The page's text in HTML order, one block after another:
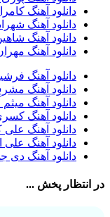
آرش ای پی2
آرش تشکری1
آرش جلالی و آقا
آرش حسینی1
آرش خان احمدی
آرش داوری1
آرش رادان1
آرش رستمى1
آرش شعبانی2
آرش عزیزی1
آرش عنقا1
آرش فرخزاد1
آرش قیصر خواه
دانلود آهنگ
دانلود آهنگ
دانلود آهنگ
دانلود آهنگ
دانلود آهنگ
دانلود آهنگ
دانلود آهنگ
دانلود آهنگ
دانلود آهنگ
دانلود آهنگ علی
دانلود آهنگ دی
در انتظار پخش ...